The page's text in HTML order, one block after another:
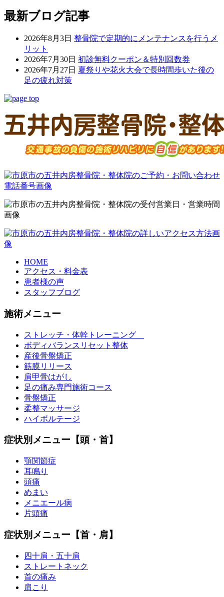
最新ブログ記事
2026年8月3日 整骨院で定期的にメンテナンスを行うメ
リット
2026年7月30日 初診無料クーポン＆特別回数券
2026年7月27日 夏祭りや花火大会で長時間歩いた後の
足の疲れ対策
HOME
アクセス・料金表
患者様の声
スタッフブログ
施術メニュー
ストレッチ・体幹トレーニング
ボディバランスリセット整体
産後骨盤矯正
筋膜リリース
肩甲骨はがし
足の痛み専門施術コース
骨盤矯正
柔整マッサージ
ハイボルテージ
症状別メニュー【頭・首】
顎関節症
耳鳴り
頭痛
めまい
メニエール病
片頭痛
症状別メニュー【首・肩】
四十肩・五十肩
ストレートネック
首の痛み
肩こり